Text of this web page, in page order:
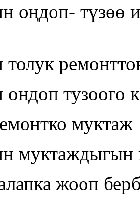
оңдоп- түзөө
толук
тузоого
муктаж
муктаждыгын
жооп